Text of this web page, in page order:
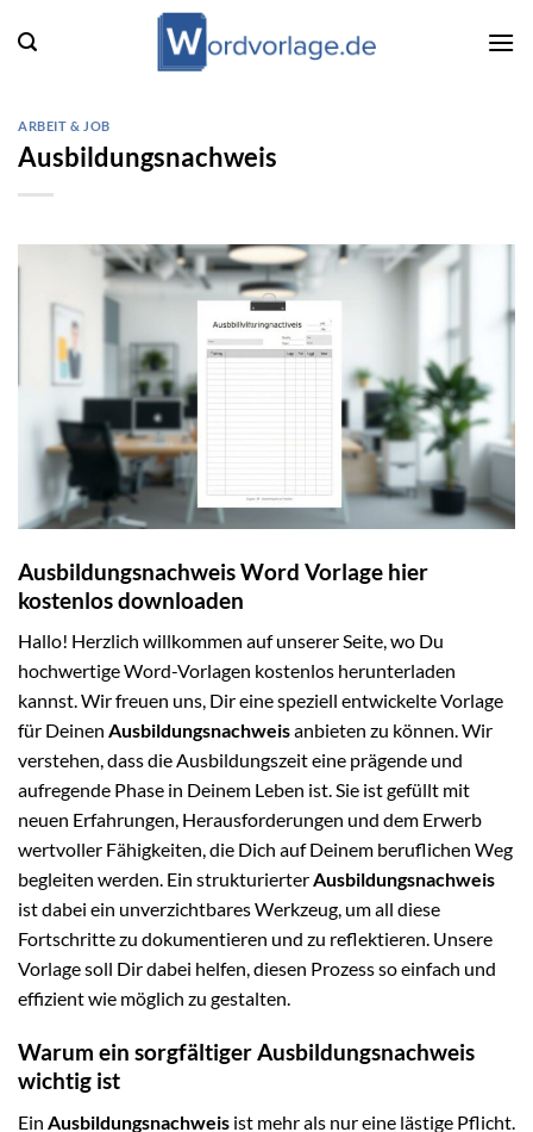
Inhalt
ARBEIT & JOB
Ausbildungsnachweis
Ausbildungsnachweis Word Vorlage hier
kostenlos downloaden
Hallo! Herzlich willkommen auf unserer Seite, wo Du
hochwertige Word-Vorlagen kostenlos herunterladen
kannst. Wir freuen uns, Dir eine speziell entwickelte Vorlage
für Deinen Ausbildungsnachweisanbieten zu können. Wir
verstehen, dass die Ausbildungszeit eine prägende und
aufregende Phase in Deinem Leben ist. Sie ist gefüllt mit
neuen Erfahrungen, Herausforderungen und dem Erwerb
wertvoller Fähigkeiten, die Dich auf Deinem beruflichen Weg
begleiten werden. Ein strukturierterAusbildungsnachweis
ist dabei ein unverzichtbares Werkzeug, um all diese
Fortschritte zu dokumentieren und zu reflektieren. Unsere
Vorlage soll Dir dabei helfen, diesen Prozess so einfach und
effizient wie möglich zu gestalten.
Warum ein sorgfältiger Ausbildungsnachweis
wichtig ist
Ein Ausbildungsnachweis ist mehr als nur eine lästige Pflicht.